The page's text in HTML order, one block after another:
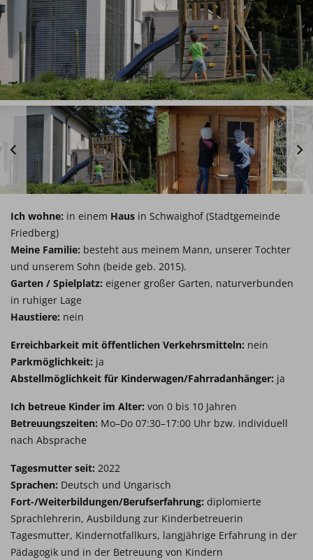
Ich wohne: in einem Haus in Schwaighof (Stadtgemeinde
Friedberg)
Meine Familie: besteht aus meinem Mann, unserer Tochter
und unserem Sohn (beide geb. 2015).
Garten / Spielplatz: eigener großer Garten, naturverbunden
in ruhiger Lage
Haustiere: nein
Erreichbarkeit mit öffentlichen Verkehrsmitteln: nein
Parkmöglichkeit: ja
Abstellmöglichkeit für Kinderwagen/Fahrradanhänger: ja
Ich betreue Kinder im Alter: von 0 bis 10 Jahren
Betreuungszeiten: Mo–Do 07:30–17:00 Uhr bzw. individuell
nach Absprache
Tagesmutter seit: 2022
Sprachen: Deutsch und Ungarisch
Fort-/Weiterbildungen/Berufserfahrung: diplomierte
Sprachlehrerin, Ausbildung zur Kinderbetreuerin
Tagesmutter, Kindernotfallkurs, langjährige Erfahrung in der
Pädagogik und in der Betreuung von Kindern